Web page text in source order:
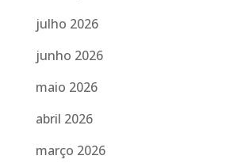
julho 2026
junho 2026
maio 2026
abril 2026
março 2026